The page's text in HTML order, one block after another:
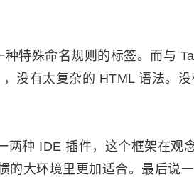
特殊命名规则的标签。而与
没有太复杂的 HTML 语法。
种 IDE 插件，这个框架在观
大环境里更加适合。最后说